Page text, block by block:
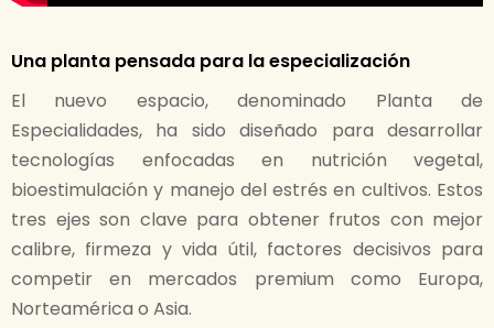
Una planta pensada para la especialización
El nuevo espacio, denominado Planta de
Especialidades, ha sido diseñado para desarrollar
tecnologías enfocadas en nutrición vegetal,
bioestimulación y manejo del estrés en cultivos. Estos
tres ejes son clave para obtener frutos con mejor
calibre, firmeza y vida útil, factores decisivos para
competir en mercados premium como Europa,
Norteamérica o Asia.